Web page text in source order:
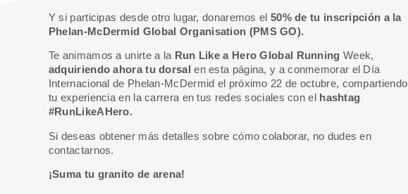
Y si participas desde otro lugar, donaremos el 50% de tu inscripción a la
Phelan-McDermid Global Organisation (PMS GO).
Te animamos a unirte a la Run Like a Hero Global Running Week,
adquiriendo ahora tu dorsal en esta página, y a conmemorar el Día
Internacional de Phelan-McDermid el próximo 22 de octubre, compartiendo
tu experiencia en la carrera en tus redes sociales con el hashtag
#RunLikeAHero.
Si deseas obtener más detalles sobre cómo colaborar, no dudes en
contactarnos.
¡Suma tu granito de arena!